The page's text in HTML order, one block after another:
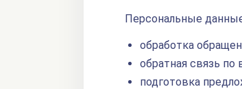
Персональные
обработка
обратная связь
подготовка